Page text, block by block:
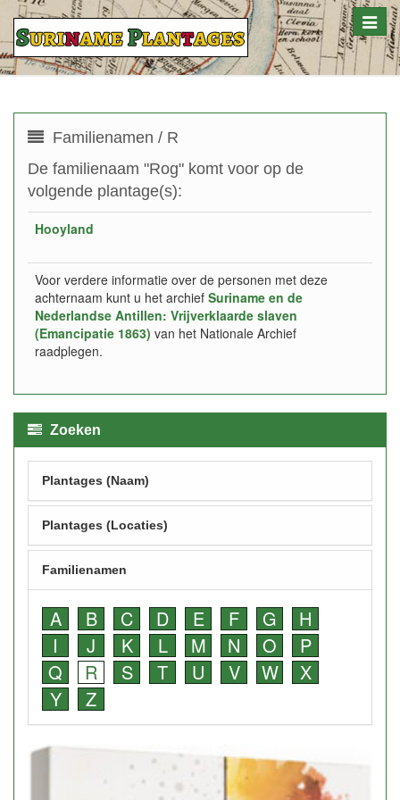
Toggle
Familienamen / R
De familienaam "Rog" komt voor op de
volgende plantage(s):
Hooyland
Voor verdere informatie over de personen met deze
achternaam kunt u het archief Suriname en de
Nederlandse Antillen: Vrijverklaarde slaven
(Emancipatie 1863) van het Nationale Archief
raadplegen.
Zoeken
Plantages (Naam)
Plantages (Locaties)
Familienamen
A B C D E F G
H
I
J K L M N O
P
Q
R S T U V W
X
Y
Z